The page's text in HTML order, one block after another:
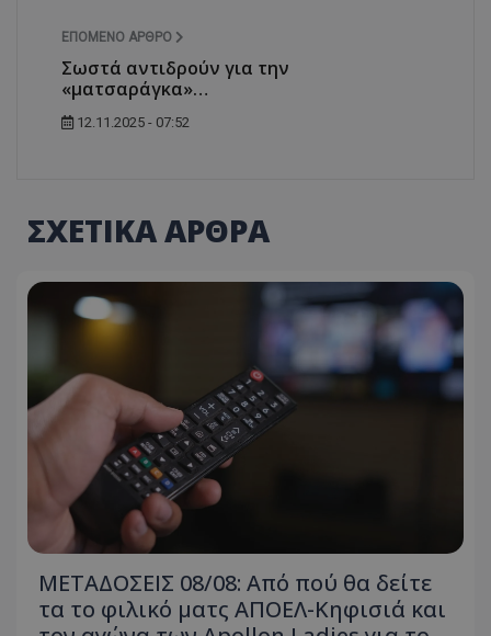
ΕΠΌΜΕΝΟ ΆΡΘΡΟ
Σωστά αντιδρούν για την
«ματσαράγκα»…
12.11.2025 - 07:52
ΣΧΕΤΙΚΑ ΑΡΘΡΑ
ΜΕΤΑΔΟΣΕΙΣ 08/08: Από πού θα δείτε
τα το φιλικό ματς ΑΠΟΕΛ-Κηφισιά και